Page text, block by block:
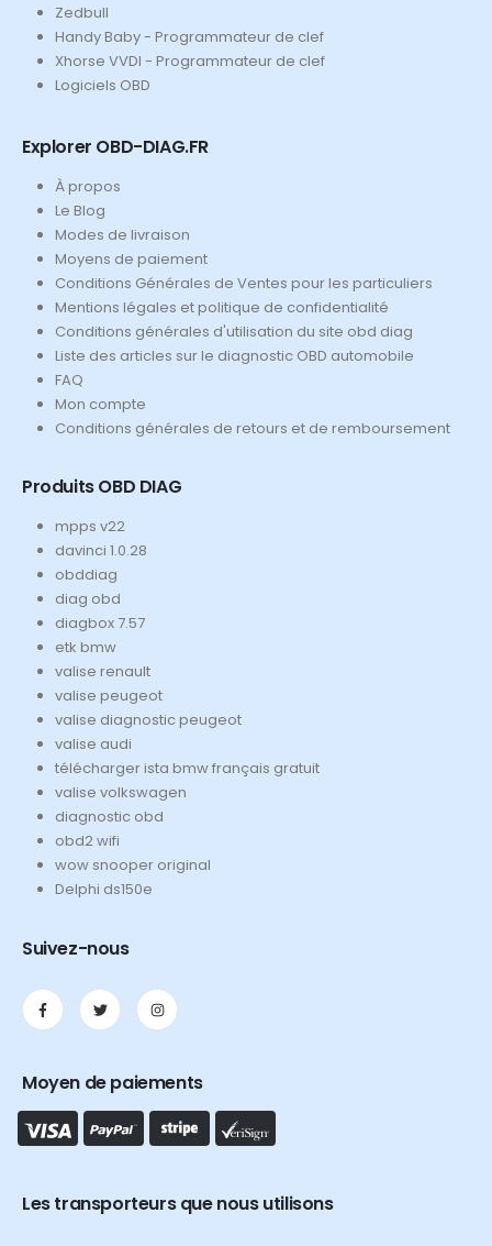
Zedbull
Handy Baby - Programmateur de clef
Xhorse VVDI - Programmateur de clef
Logiciels OBD
Explorer OBD-DIAG.FR
À propos
Le Blog
Modes de livraison
Moyens de paiement
Conditions Générales de Ventes pour les particuliers
Mentions légales et politique de confidentialité
Conditions générales d'utilisation du site obd diag
Liste des articles sur le diagnostic OBD automobile
FAQ
Mon compte
Conditions générales de retours et de remboursement
Produits OBD DIAG
mpps v22
davinci 1.0.28
obddiag
diag obd
diagbox 7.57
etk bmw
valise renault
valise peugeot
valise diagnostic peugeot
valise audi
télécharger ista bmw français gratuit
valise volkswagen
diagnostic obd
obd2 wifi
wow snooper original
Delphi ds150e
Suivez-nous
Moyen de paiements
Les transporteurs que nous utilisons